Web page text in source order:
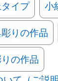
イプ 小
りの作品
の作品